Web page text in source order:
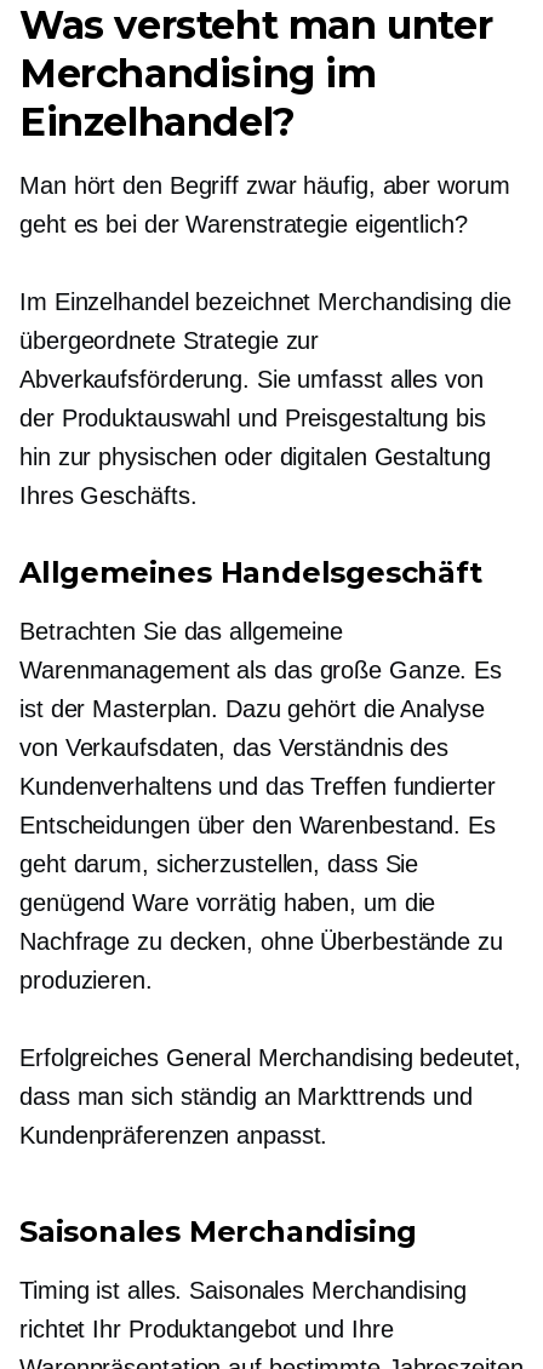
Was versteht man unter
Merchandising im
Einzelhandel?
Man hört den Begriff zwar häufig, aber worum
geht es bei der Warenstrategie eigentlich?
Im Einzelhandel bezeichnet Merchandising die
übergeordnete Strategie zur
Abverkaufsförderung. Sie umfasst alles von
der Produktauswahl und Preisgestaltung bis
hin zur physischen oder digitalen Gestaltung
Ihres Geschäfts.
Allgemeines Handelsgeschäft
Betrachten Sie das allgemeine
Warenmanagement als das große Ganze. Es
ist der Masterplan. Dazu gehört die Analyse
von Verkaufsdaten, das Verständnis des
Kundenverhaltens und das Treffen fundierter
Entscheidungen über den Warenbestand. Es
geht darum, sicherzustellen, dass Sie
genügend Ware vorrätig haben, um die
Nachfrage zu decken, ohne Überbestände zu
produzieren.
Erfolgreiches General Merchandising bedeutet,
dass man sich ständig an Markttrends und
Kundenpräferenzen anpasst.
Saisonales Merchandising
Timing ist alles. Saisonales Merchandising
richtet Ihr Produktangebot und Ihre